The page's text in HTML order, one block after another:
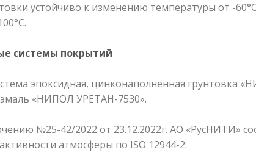
устойчиво к изменению температуры от -
системы покрытий
эпоксидная, цинконаполненная
«НИПОЛ УРЕТАН-7530».
№25-42/2022 от 23.12.2022г. АО «РусНИТИ»
атмосферы по ISO 12944-2: